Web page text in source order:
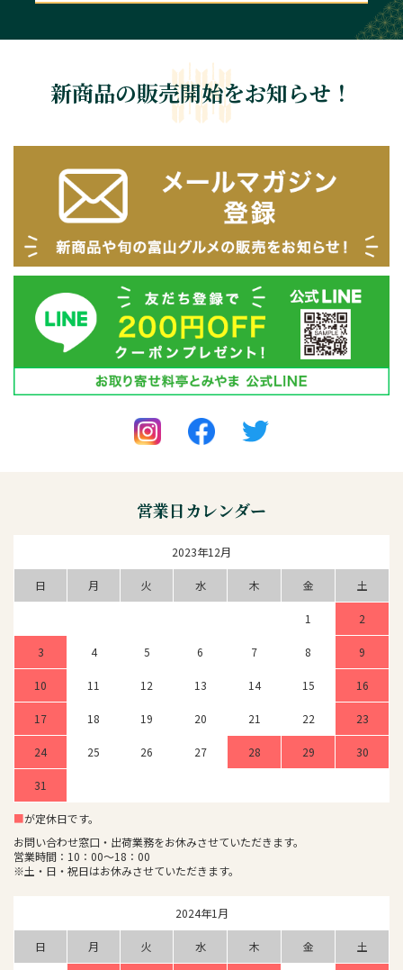
新商品の販売開始をお知らせ！
営業日カレンダー
2023年12月
日 月 火 水 木 金 土
1 2
3 4 5 6 7 8 9
10 11 12 13 14 15 16
17 18 19 20 21 22 23
24 25 26 27 28 29 30
31
■が定休日です。
お問い合わせ窓口・出荷業務をお休みさせていただきます。
営業時間：10：00～18：00
※土・日・祝日はお休みさせていただきます。
2024年1月
日 月 火 水 木 金 土